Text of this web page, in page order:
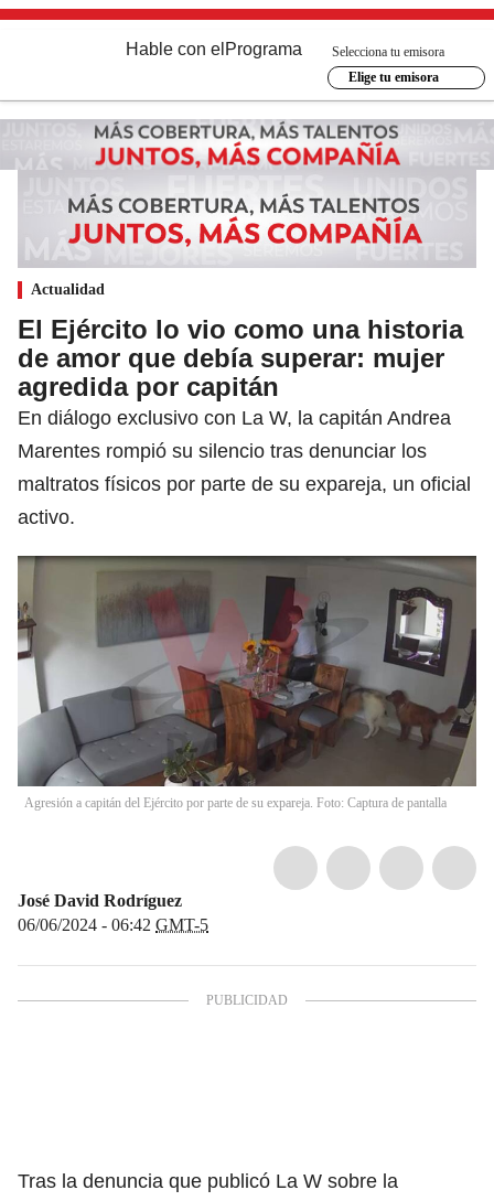
Hable con el Programa
Selecciona tu emisora
Elige tu emisora
Actualidad
El Ejército lo vio como una historia
de amor que debía superar: mujer
agredida por capitán
En diálogo exclusivo con La W, la capitán Andrea
Marentes rompió su silencio tras denunciar los
maltratos físicos por parte de su expareja, un oficial
activo.
Agresión a capitán del Ejército por parte de su expareja. Foto: Captura de pantalla
José David Rodríguez
06/06/2024 - 06:42 GMT-5
Tras la denuncia que publicó La W sobre la